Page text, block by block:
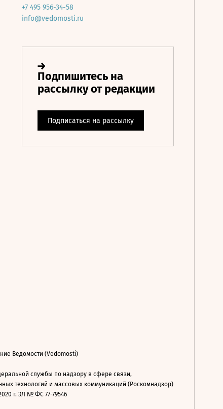
+7 495 956-34-58
info@vedomosti.ru
Ведомости (Vedomosti)
службы по надзору в сфере связи,
технологий и массовых коммуникаций (Роскомнадзор)
г. ЭЛ № ФС 77-79546